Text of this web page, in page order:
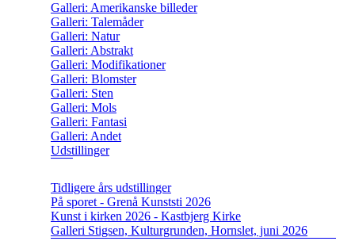
Galleri: Amerikanske billeder
Galleri: Talemåder
Galleri: Natur
Galleri: Abstrakt
Galleri: Modifikationer
Galleri: Blomster
Galleri: Sten
Galleri: Mols
Galleri: Fantasi
Galleri: Andet
Udstillinger
Tidligere års udstillinger
På sporet - Grenå Kunststi 2026
Kunst i kirken 2026 - Kastbjerg Kirke
Galleri Stigsen, Kulturgrunden, Hornslet, juni 2026